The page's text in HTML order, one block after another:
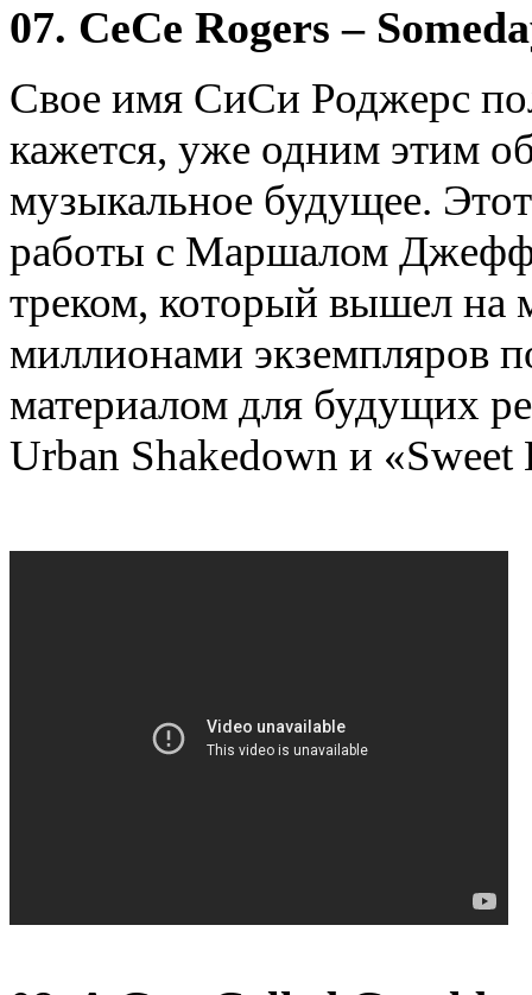
07. CeCe Rogers –
Свое имя СиСи Роджерс
кажется, уже одним этим
музыкальное будущее.
работы с Маршалом
треком, который вышел на
миллионами экземпляров
материалом для будущих
Urban Shakedown и